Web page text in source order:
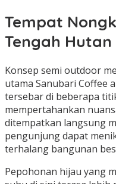
Tempat
Tengah
Konsep semi outdoor
utama Sanubari Coffee
tersebar di beberapa
mempertahankan
ditempatkan langsung
pengunjung dapat
terhalang bangunan
Pepohonan hijau yang